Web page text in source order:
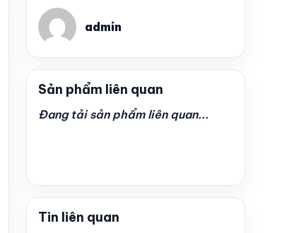
admin
Sản phẩm liên quan
Đang tải sản phẩm liên quan...
Tin liên quan